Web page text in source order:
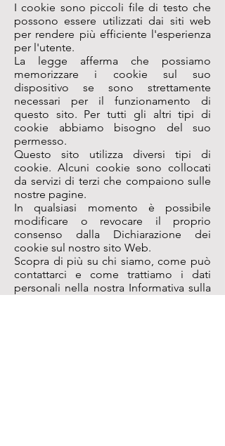
I cookie sono piccoli file di testo che
possono essere utilizzati dai siti web
per rendere più efficiente l'esperienza
per l'utente.
La legge afferma che possiamo
memorizzare i cookie sul suo
dispositivo se sono strettamente
necessari per il funzionamento di
questo sito. Per tutti gli altri tipi di
cookie abbiamo bisogno del suo
permesso.
Questo sito utilizza diversi tipi di
cookie. Alcuni cookie sono collocati
da servizi di terzi che compaiono sulle
nostre pagine.
In qualsiasi momento è possibile
modificare o revocare il proprio
consenso dalla Dichiarazione dei
cookie sul nostro sito Web.
Scopra di più su chi siamo, come può
contattarci e come trattiamo i dati
personali nella nostra Informativa sulla